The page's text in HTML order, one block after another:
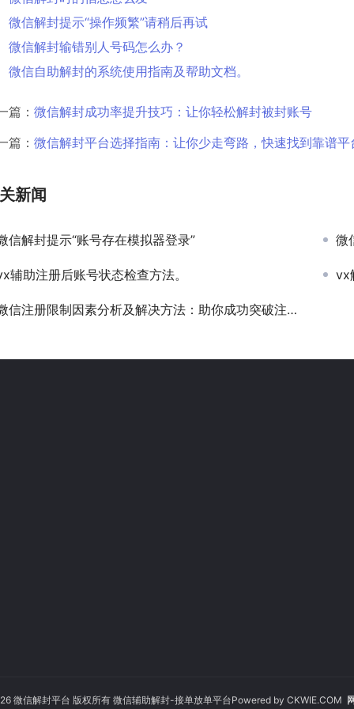
微信解封提示“操作频繁”请稍后再试
微信解封输错别人号码怎么办？
微信自助解封的系统使用指南及帮助文档。
篇： 微信解封成功率提升技巧：让你轻松解封被封账号
篇： 微信解封平台选择指南：让你少走弯路，快速找到靠谱平
新闻
信解封提示“账号存在模拟器登录” 微
辅助注册后账号状态检查方法。 vx
信注册限制因素分析及解决方法：助你成功突破注册障碍
微信解封平台 版权所有 微信辅助解封-接单放单平台Powered by CKWIE.COM